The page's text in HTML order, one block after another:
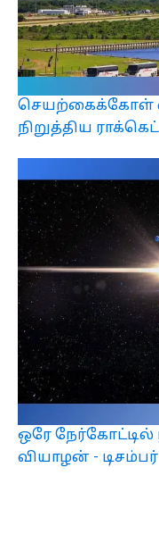
செயற்கைக்கோள்
நிறுத்திய
ஒரே நேர்கோட்டில்
வியாழன் -